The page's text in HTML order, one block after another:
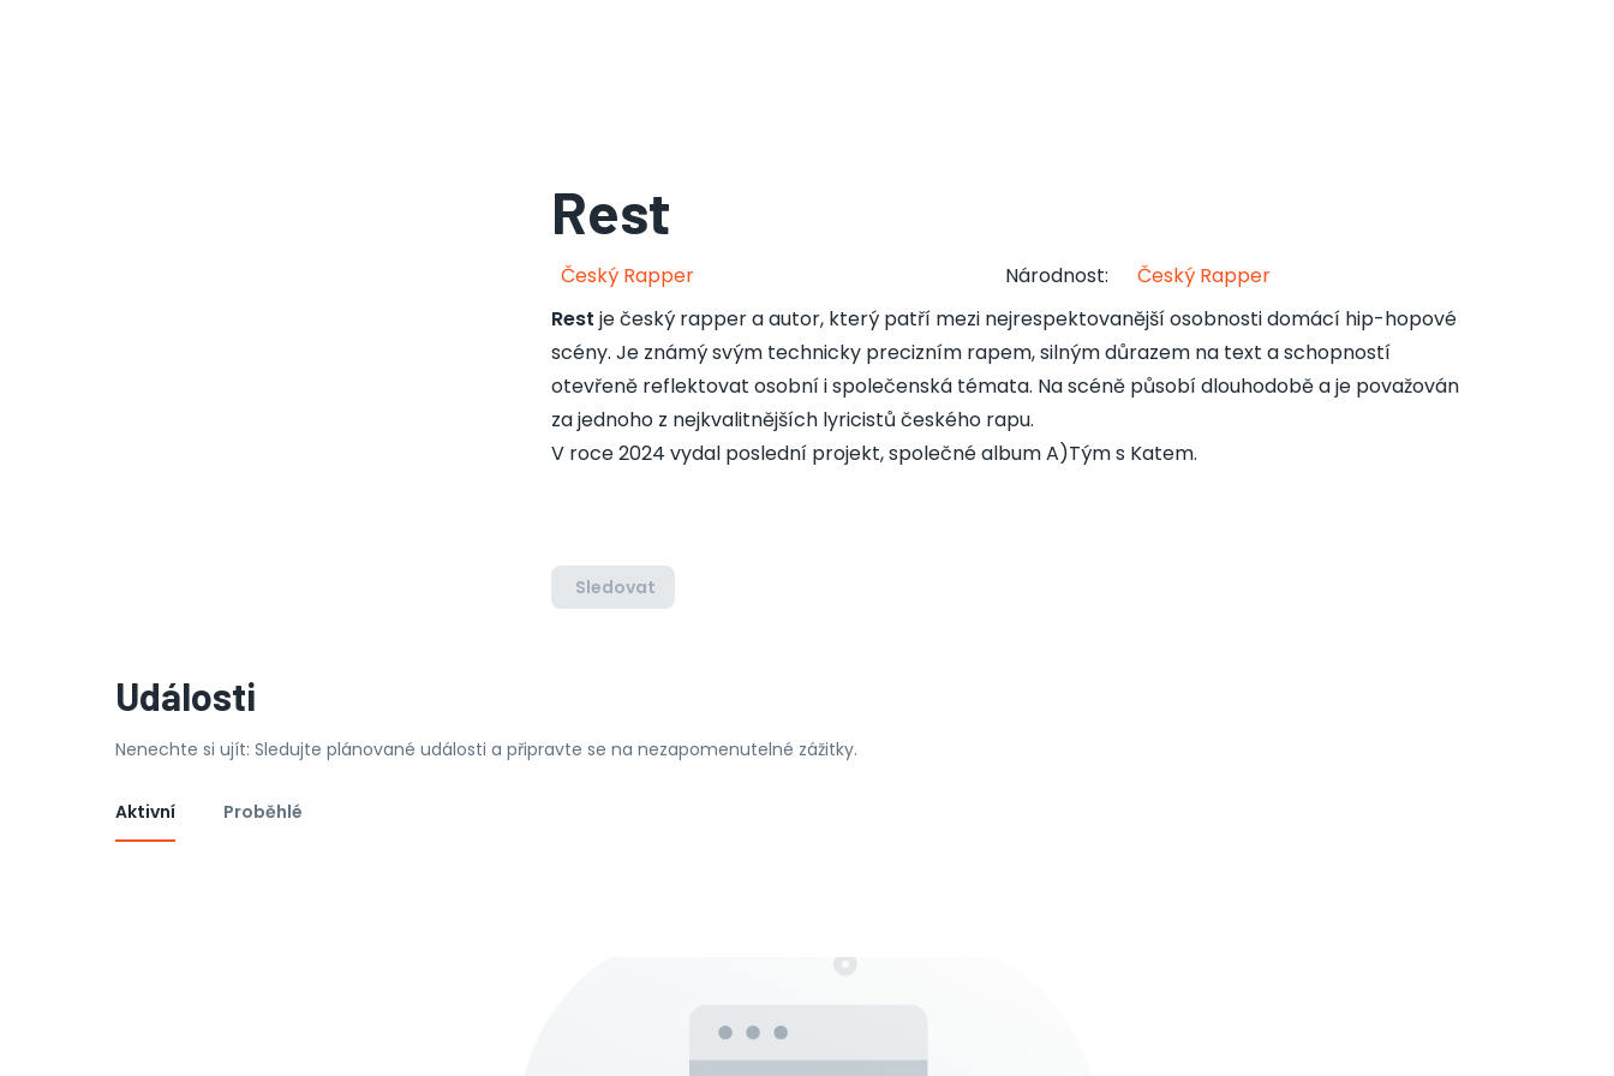
Rest
Český Rapper Národnost:
Český Rapper
Rest je český rapper a autor, který patří mezi nejrespektovanější osobnosti domácí hip-hopové
scény. Je známý svým technicky precizním rapem, silným důrazem na text a schopností
otevřeně reflektovat osobní i společenská témata. Na scéně působí dlouhodobě a je považován
za jednoho z nejkvalitnějších lyricistů českého rapu.
V roce 2024 vydal poslední projekt, společné album A)Tým s Katem.
Sledovat
Události
Nenechte si ujít: Sledujte plánované události a připravte se na nezapomenutelné zážitky.
Aktivní Proběhlé